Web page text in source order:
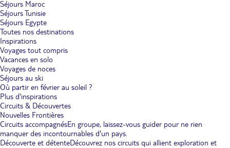
Séjours Maroc
Séjours Tunisie
Séjours Egypte
Toutes nos destinations
Inspirations
Voyages tout compris
Vacances en solo
Voyages de noces
Séjours au ski
Où partir en février au soleil ?
Plus d'inspirations
Circuits & Découvertes
Nouvelles Frontières
Circuits accompagnésEn groupe, laissez-vous guider pour ne rien
manquer des incontournables d'un pays.
Découverte et détenteDécouvrez nos circuits qui allient exploration et